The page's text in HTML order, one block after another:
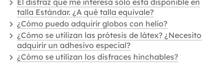
El disfraz que me interesa sólo está disponible en
talla Estándar. ¿A qué talla equivale?
¿Cómo puedo adquirir globos con helio?
¿Cómo se utilizan las prótesis de látex? ¿Necesito
adquirir un adhesivo especial?
¿Cómo se utilizan los disfraces hinchables?